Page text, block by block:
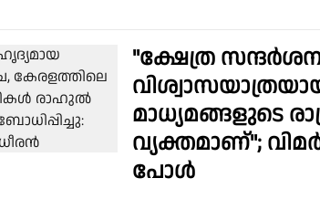
"ക്ഷേത്ര
മാധ്യമങ്ങളുടെ
വ്യക്തമാണ്";
പോൾ